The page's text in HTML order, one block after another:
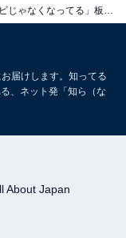
届けします。知ってる
、ネット発「知ら（な
About Japan